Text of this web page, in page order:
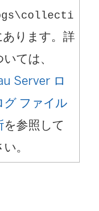
collecti
あります。詳
ては、
Server ロ
グ ファイル
を参照して
。